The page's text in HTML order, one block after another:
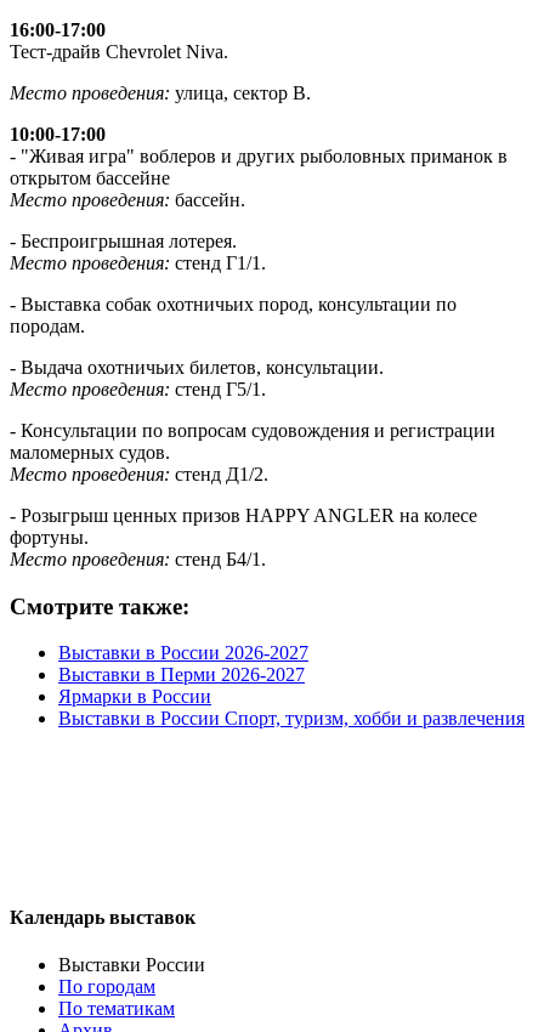
16:00-17:00
Тест-драйв Chevrolet Niva.
Место проведения: улица, сектор В.
10:00-17:00
- "Живая игра" воблеров и других рыболовных приманок в
открытом бассейне
Место проведения: бассейн.
- Беспроигрышная лотерея.
Место проведения: стенд Г1/1.
- Выставка собак охотничьих пород, консультации по
породам.
- Выдача охотничьих билетов, консультации.
Место проведения: стенд Г5/1.
- Консультации по вопросам судовождения и регистрации
маломерных судов.
Место проведения: стенд Д1/2.
- Розыгрыш ценных призов HAPPY ANGLER на колесе
фортуны.
Место проведения: стенд Б4/1.
Смотрите также:
Выставки в России 2026-2027
Выставки в Перми 2026-2027
Ярмарки в России
Выставки в России Спорт, туризм, хобби и развлечения
Календарь выставок
Выставки России
По городам
По тематикам